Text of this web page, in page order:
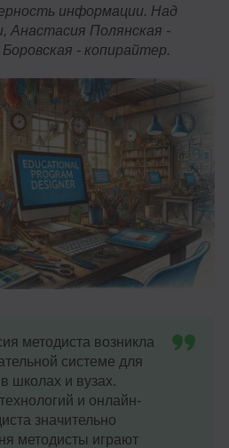
информации. Над
Анастасия Полянская -
- копирайтер.
методиста возникла
системе для
школах и вузах.
и онлайн-
значительно
методисты играют